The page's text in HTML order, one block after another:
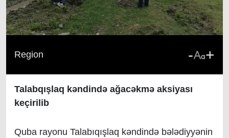
Region - +
Talabqışlaq kəndində ağacəkmə aksiyası
keçirilib
Quba rayonu Talabıqışlaq kəndində bələdiyyənin